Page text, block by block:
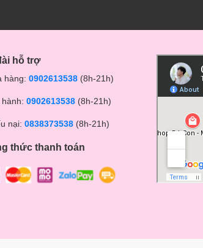
hỗ trợ
hàng: 0902613538 (8h-21h)
0902613538 (8h-21h)
nại: 0838373538 (8h-21h)
thức thanh toán